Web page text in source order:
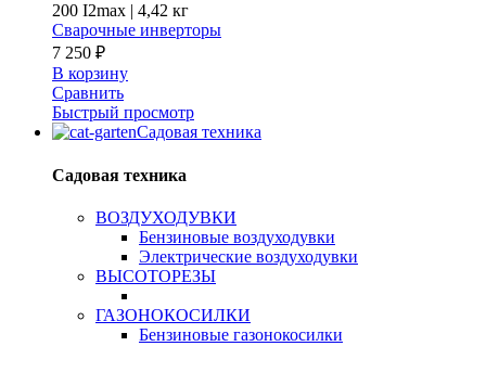
200 I2max
4,42 кг
Сварочные инверторы
7 250 ₽
В корзину
Сравнить
Быстрый просмотр
Садовая техника
Садовая техника
ВОЗДУХОДУВКИ
Бензиновые воздуходувки
Электрические воздуходувки
ВЫСОТОРЕЗЫ
ГАЗОНОКОСИЛКИ
Бензиновые газонокосилки